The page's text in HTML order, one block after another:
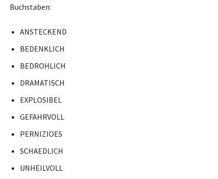
Buchstaben:
ANSTECKEND
BEDENKLICH
BEDROHLICH
DRAMATISCH
EXPLOSIBEL
GEFAHRVOLL
PERNIZIOES
SCHAEDLICH
UNHEILVOLL